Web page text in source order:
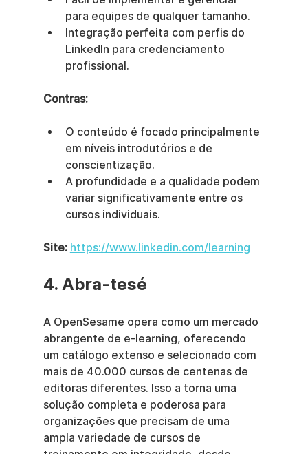
para equipes de qualquer tamanho.
Integração perfeita com perfis do
LinkedIn para credenciamento
profissional.
Contras:
O conteúdo é focado principalmente
em níveis introdutórios e de
conscientização.
A profundidade e a qualidade podem
variar significativamente entre os
cursos individuais.
Site: https://www.linkedin.com/learning
4. Abra-tesé
A OpenSesame opera como um mercado
abrangente de e-learning, oferecendo
um catálogo extenso e selecionado com
mais de 40.000 cursos de centenas de
editoras diferentes. Isso a torna uma
solução completa e poderosa para
organizações que precisam de uma
ampla variedade de cursos de